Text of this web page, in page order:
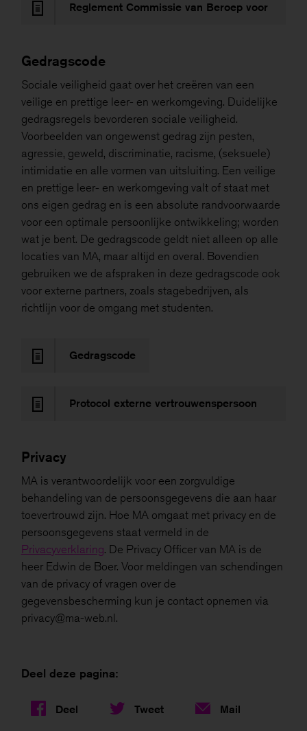
Reglement Commissie van Beroep voor
Gedragscode
Sociale veiligheid gaat over het creëren van een
veilige en prettige leer- en werkomgeving. Duidelijke
gedragsregels bevorderen sociale veiligheid.
Voorbeelden van ongewenst gedrag zijn pesten,
agressie, geweld, discriminatie, racisme, (seksuele)
intimidatie en alle vormen van uitsluiting. Een veilige
en prettige leer- en werkomgeving valt of staat met
ons eigen gedrag en is een absolute randvoorwaarde
voor een optimale persoonlijke ontwikkeling; worden
wat je bent. De gedragscode geldt niet alleen op alle
locaties van MA, maar altijd en overal. Bovendien
gebruiken we de afspraken in deze gedragscode ook
voor externe partners, zoals stagebedrijven, als
richtlijn voor de omgang met studenten.
Gedragscode
Protocol externe vertrouwenspersoon
Privacy
MA is verantwoordelijk voor een zorgvuldige
behandeling van de persoonsgegevens die aan haar
toevertrouwd zijn. Hoe MA omgaat met privacy en de
persoonsgegevens staat vermeld in de
Privacyverklaring. De Privacy Officer van MA is de
heer Edwin de Boer. Voor meldingen van schendingen
van de privacy of vragen over de
gegevensbescherming kun je contact opnemen via
privacy@ma-web.nl.
Deel deze pagina:
Deel Tweet Mail